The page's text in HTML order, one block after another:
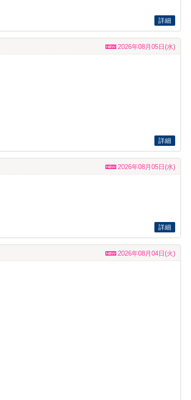
詳細
2026年08月05日(水)
詳細
2026年08月05日(水)
詳細
2026年08月04日(火)